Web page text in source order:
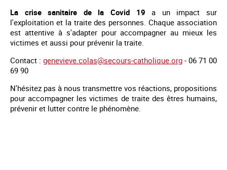
La crise sanitaire de la Covid 19 a un impact sur
l'exploitation et la traite des personnes. Chaque association
est attentive à s'adapter pour accompagner au mieux les
victimes et aussi pour prévenir la traite.
Contact : genevieve.colas@secours-catholique.org - 06 71 00
69 90
N'hésitez pas à nous transmettre vos réactions, propositions
pour accompagner les victimes de traite des êtres humains,
prévenir et lutter contre le phénomène.